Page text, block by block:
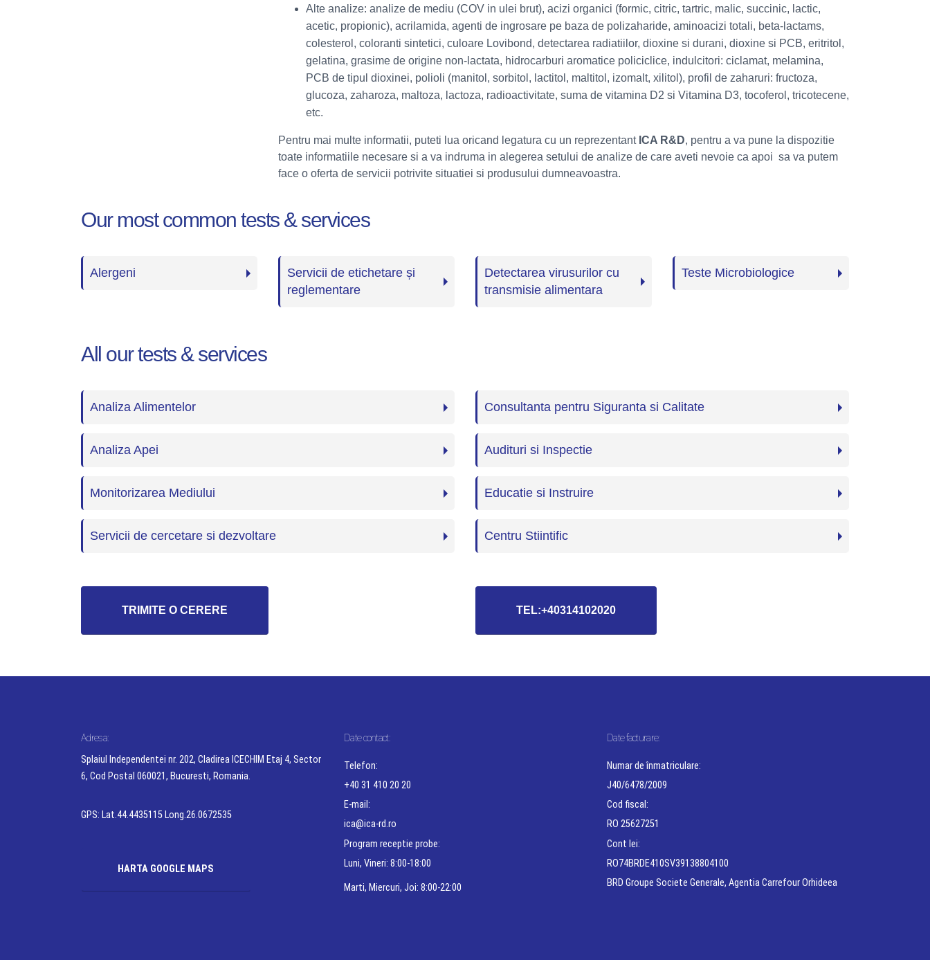
Alte analize: analize de mediu (COV in ulei brut), acizi organici (formic, citric, tartric, malic, succinic, lactic,
acetic, propionic), acrilamida, agenti de ingrosare pe baza de polizaharide, aminoacizi totali, beta-lactams,
colesterol, coloranti sintetici, culoare Lovibond, detectarea radiatiilor, dioxine si durani, dioxine si PCB, eritritol,
gelatina, grasime de origine non-lactata, hidrocarburi aromatice policiclice, indulcitori: ciclamat, melamina,
PCB de tipul dioxinei, polioli (manitol, sorbitol, lactitol, maltitol, izomalt, xilitol), profil de zaharuri: fructoza,
glucoza, zaharoza, maltoza, lactoza, radioactivitate, suma de vitamina D2 si Vitamina D3, tocoferol, tricotecene,
etc.
Pentru mai multe informatii, puteti lua oricand legatura cu un reprezentant ICA R&D, pentru a va pune la dispozitie
toate informatiile necesare si a va indruma in alegerea setului de analize de care aveti nevoie ca apoi sa va putem
face o oferta de servicii potrivite situatiei si produsului dumneavoastra.
Our most common tests & services
Alergeni
Servicii de etichetare și
reglementare
Detectarea virusurilor cu
transmisie alimentara
Teste Microbiologice
All our tests & services
Analiza Alimentelor
Analiza Apei
Monitorizarea Mediului
Servicii de cercetare si dezvoltare
Consultanta pentru Siguranta si Calitate
Audituri si Inspectie
Educatie si Instruire
Centru Stiintific
TRIMITE O CERERE TEL:+40314102020
Adresa:
Splaiul Independentei nr. 202, Cladirea ICECHIM Etaj 4, Sector
6, Cod Postal 060021, Bucuresti, Romania.
GPS: Lat.44.4435115 Long.26.0672535
HARTA GOOGLE MAPS
Date contact:
Telefon:
+40 31 410 20 20
E-mail:
ica@ica-rd.ro
Program receptie probe:
Luni, Vineri: 8:00-18:00
Marti, Miercuri, Joi: 8:00-22:00
Date facturare:
Numar de înmatriculare:
J40/6478/2009
Cod fiscal:
RO 25627251
Cont lei:
RO74BRDE410SV39138804100
BRD Groupe Societe Generale, Agentia Carrefour Orhideea